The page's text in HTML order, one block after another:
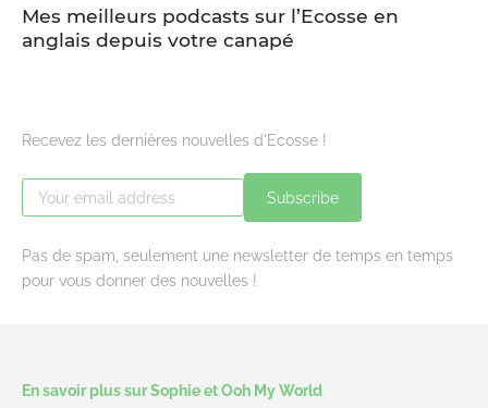
Mes meilleurs podcasts sur l’Ecosse en
anglais depuis votre canapé
Recevez les dernières nouvelles d'Ecosse !
Subscribe
Pas de spam, seulement une newsletter de temps en temps
pour vous donner des nouvelles !
En savoir plus sur Sophie et Ooh My World